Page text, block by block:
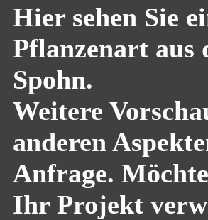
Hier sehen Sie
Pflanzenart aus
Spohn.
Weitere
anderen
Anfrage.
Ihr Projekt